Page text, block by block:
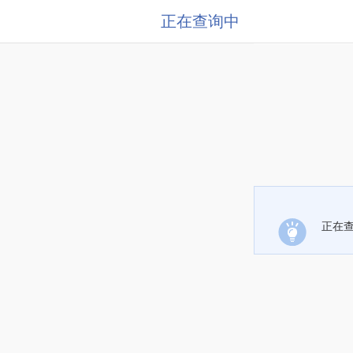
正在查询中
正在